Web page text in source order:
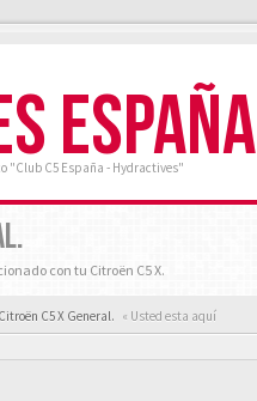
ESPAÑA
"Club C5 España - Hydractives"
con tu Citroën C5 X.
C5 X General. « Usted esta aquí